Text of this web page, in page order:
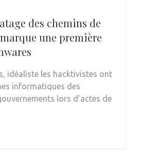
des chemins de
une première
idéaliste les hacktivistes ont
informatiques des
lors d’actes de